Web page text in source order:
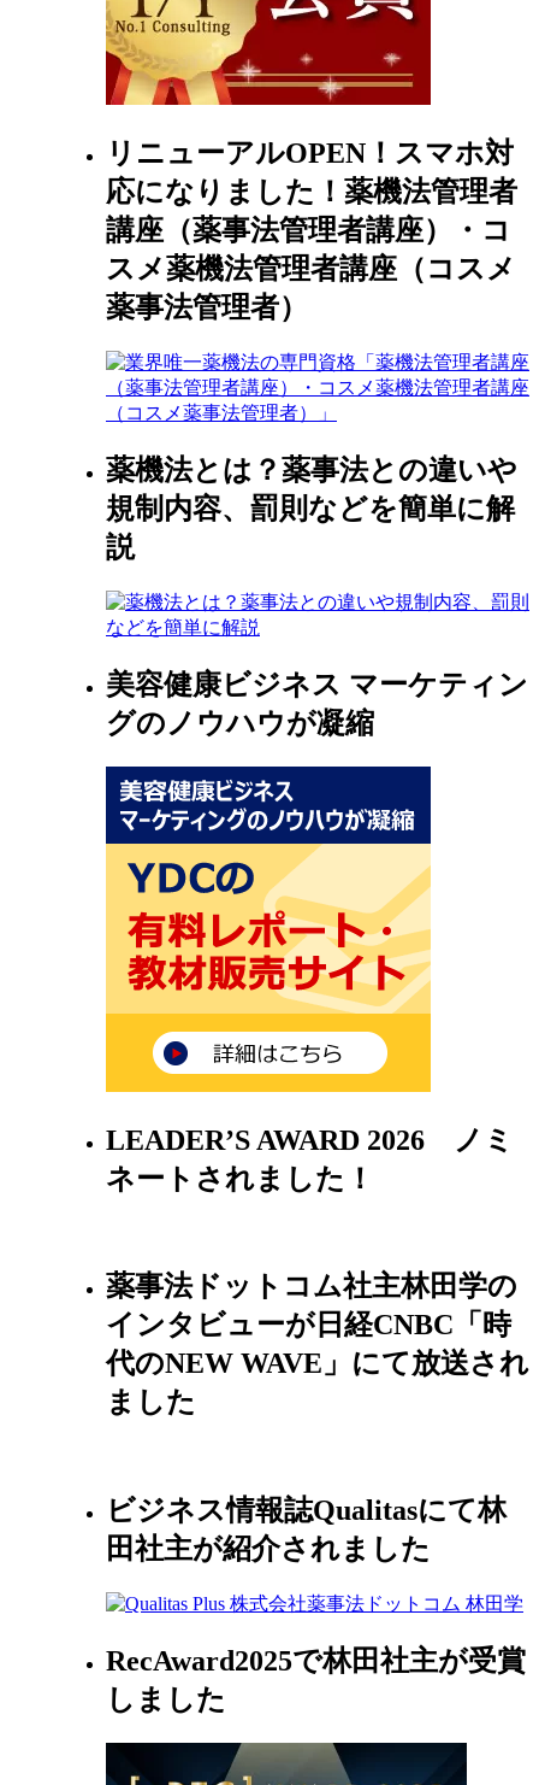
リニューアルOPEN！スマホ対
応になりました！薬機法管理者
講座（薬事法管理者講座）・コ
スメ薬機法管理者講座（コスメ
薬事法管理者）
薬機法とは？薬事法との違いや
規制内容、罰則などを簡単に解
説
美容健康ビジネス マーケティン
グのノウハウが凝縮
LEADER’S AWARD 2026 ノミ
ネートされました！
薬事法ドットコム社主林田学の
インタビューが日経CNBC「時
代のNEW WAVE」にて放送され
ました
ビジネス情報誌Qualitasにて林
田社主が紹介されました
RecAward2025で林田社主が受賞
しました